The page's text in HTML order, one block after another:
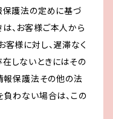
保護法の定めに基づ
、お客様ご本人から
客様に対し、遅滞なく
しないときにはその
報保護法その他の法
負わない場合は、この